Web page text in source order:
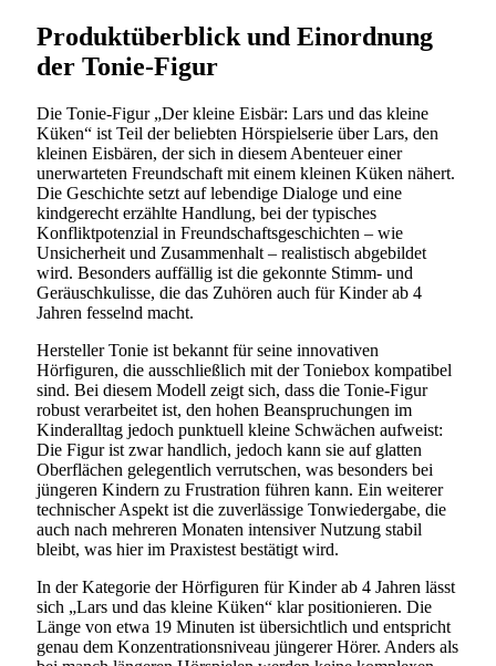
Produktüberblick und Einordnung
der Tonie-Figur
Die Tonie-Figur „Der kleine Eisbär: Lars und das kleine
Küken“ ist Teil der beliebten Hörspielserie über Lars, den
kleinen Eisbären, der sich in diesem Abenteuer einer
unerwarteten Freundschaft mit einem kleinen Küken nähert.
Die Geschichte setzt auf lebendige Dialoge und eine
kindgerecht erzählte Handlung, bei der typisches
Konfliktpotenzial in Freundschaftsgeschichten – wie
Unsicherheit und Zusammenhalt – realistisch abgebildet
wird. Besonders auffällig ist die gekonnte Stimm- und
Geräuschkulisse, die das Zuhören auch für Kinder ab 4
Jahren fesselnd macht.
Hersteller Tonie ist bekannt für seine innovativen
Hörfiguren, die ausschließlich mit der Toniebox kompatibel
sind. Bei diesem Modell zeigt sich, dass die Tonie-Figur
robust verarbeitet ist, den hohen Beanspruchungen im
Kinderalltag jedoch punktuell kleine Schwächen aufweist:
Die Figur ist zwar handlich, jedoch kann sie auf glatten
Oberflächen gelegentlich verrutschen, was besonders bei
jüngeren Kindern zu Frustration führen kann. Ein weiterer
technischer Aspekt ist die zuverlässige Tonwiedergabe, die
auch nach mehreren Monaten intensiver Nutzung stabil
bleibt, was hier im Praxistest bestätigt wird.
In der Kategorie der Hörfiguren für Kinder ab 4 Jahren lässt
sich „Lars und das kleine Küken“ klar positionieren. Die
Länge von etwa 19 Minuten ist übersichtlich und entspricht
genau dem Konzentrationsniveau jüngerer Hörer. Anders als